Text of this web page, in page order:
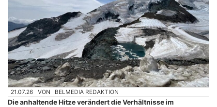
21.07.26 VON BELMEDIA REDAKTION
Die anhaltende Hitze verändert die Verhältnisse im